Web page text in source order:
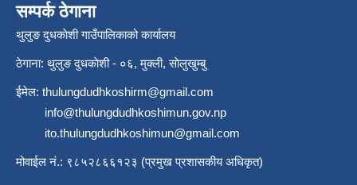
सम्पर्क ठेगाना
थुलुङ दुधकाेशी गाउँपालिकाको कार्यालय
ठेगाना: थुलुङ दुधकाेशी - ०६, मुक्ली, साेलुखुम्बु
ईमेल: thulungdudhkoshirm@gmail.com
info@thulungdudhkoshimun.gov.np
ito.thulungdudhkoshimun@gmail.com
मोवाईल नं.: ९८५२८६६१२३ (प्रमुख प्रशासकीय अधिकृत)